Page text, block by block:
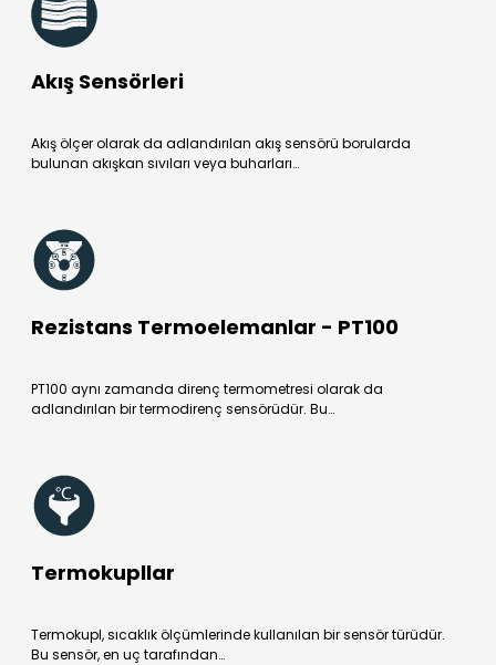
Akış Sensörleri
Akış ölçer olarak da adlandırılan akış sensörü borularda
bulunan akışkan sıvıları veya buharları…
Rezistans Termoelemanlar - PT100
PT100 aynı zamanda direnç termometresi olarak da
adlandırılan bir termodirenç sensörüdür. Bu…
Termokupllar
Termokupl, sıcaklık ölçümlerinde kullanılan bir sensör türüdür.
Bu sensör, en uç tarafından…